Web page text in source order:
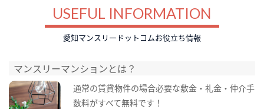
USEFUL INFORMATION
愛知マンスリードットコムお役立ち情報
マンスリーマンションとは？
通常の賃貸物件の場合必要な敷金・礼金・仲介手
数料がすべて無料です！